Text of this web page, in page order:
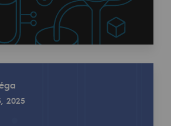
Mouv
social and regional program
2025